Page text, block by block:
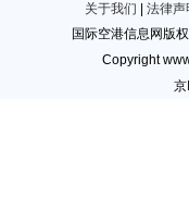
关于我们
法律声
国际空港信息网版
Copyright